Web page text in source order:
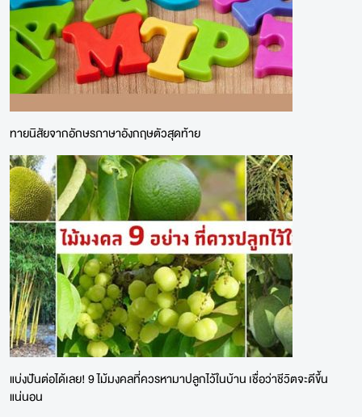
ทายนิสัยจากอักษรภาษาอังกฤษตัวสุดท้าย
แบ่งปันต่อได้เลย! 9 ไม้มงคลที่ควรหามาปลูกไว้ในบ้าน เชื่อว่าชีวิตจะดีขึ้น
แน่นอน